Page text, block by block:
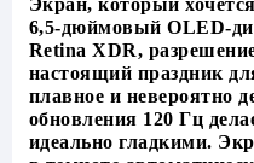
Экран, который
6,5-дюймовый OLED-
Retina XDR,
настоящий праздник
плавное и невероятно
обновления 120 Гц
идеально гладкими.